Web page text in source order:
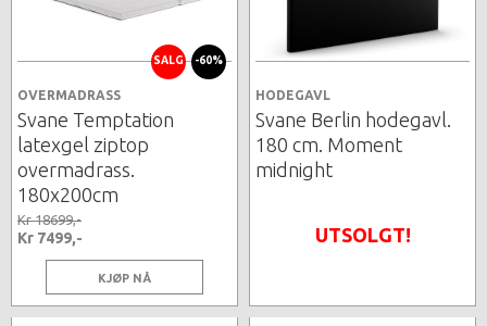
SALG -60%
OVERMADRASS
Svane Temptation
latexgel ziptop
overmadrass.
180x200cm
Kr 18699,-
Kr 7499,-
KJØP NÅ
HODEGAVL
Svane Berlin hodegavl.
180 cm. Moment
midnight
UTSOLGT!